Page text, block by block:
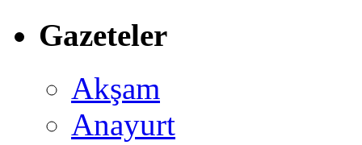
Gazeteler
Akşam
Anayurt